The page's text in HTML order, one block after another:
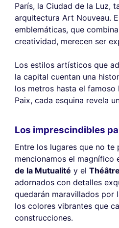
París, la Ciudad de la Luz,
arquitectura Art Nouveau.
emblemáticas, que
creatividad, merecen ser
Los estilos artísticos que
la capital cuentan una
los metros hasta el
Paix, cada esquina revela
Los imprescindibles
Entre los lugares que no te
mencionamos el magnífico
de la Mutualité y el
adornados con detalles
quedarán maravillados por
los colores vibrantes que
construcciones.